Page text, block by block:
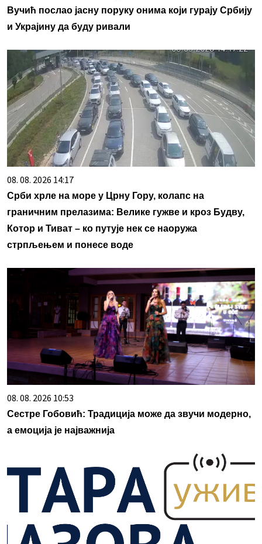
Вучић послао јасну поруку онима који гурају Србију
и Украјину да буду ривали
08. 08. 2026 14:17
Срби хрле на море у Црну Гору, колапс на
граничним прелазима: Велике гужве и кроз Будву,
Котор и Тиват – ко путује нек се наоружа
стрпљењем и понесе воде
08. 08. 2026 10:53
Сестре Гобовић: Традиција може да звучи модерно,
а емоција је најважнија